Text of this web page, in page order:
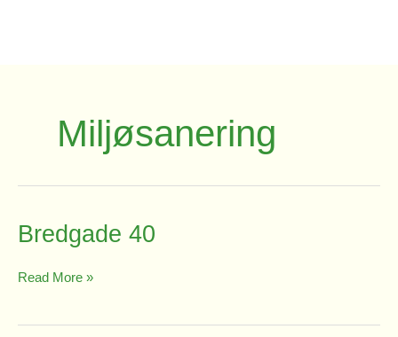
Miljøsanering
Bredgade 40
Bredgade
Read More »